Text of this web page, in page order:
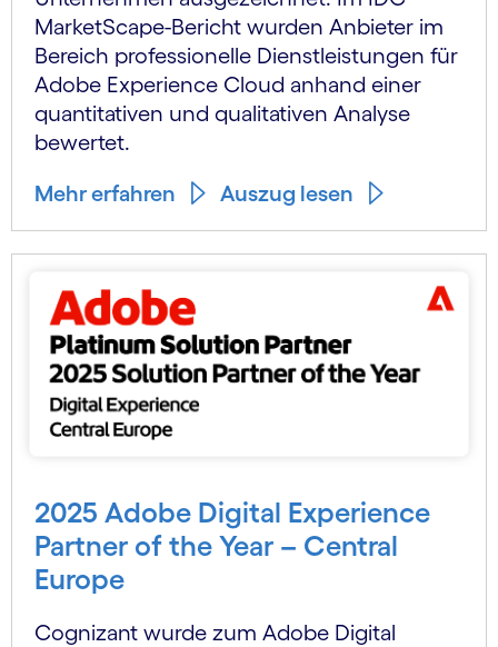
MarketScape-Bericht wurden Anbieter im
Bereich professionelle Dienstleistungen für
Adobe Experience Cloud anhand einer
quantitativen und qualitativen Analyse
bewertet.
Mehr erfahren Auszug lesen
2025 Adobe Digital Experience
Partner of the Year – Central
Europe
Cognizant wurde zum Adobe Digital